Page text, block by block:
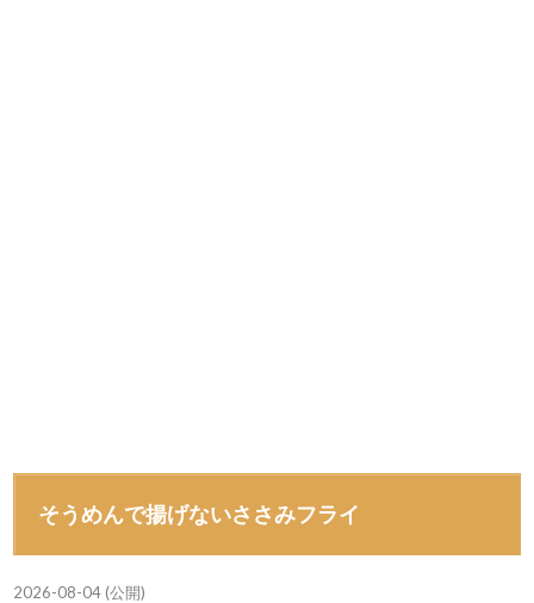
そうめんで揚げないささみフライ
2026-08-04 (公開)